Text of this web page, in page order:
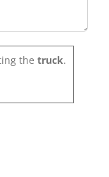
the truck.